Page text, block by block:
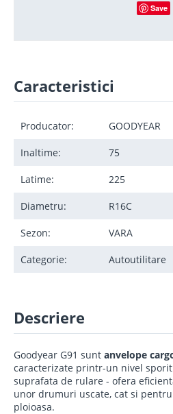
Save
Caracteristici
Producator: GOODYEAR
Inaltime: 75
Latime: 225
Diametru: R16C
Sezon: VARA
Categorie: Autoutilitare
Descriere
Goodyear G91 sunt anvelope
caracterizate printr-un nivel
suprafata de rulare - ofera
unor drumuri uscate, cat si
ploioasa.